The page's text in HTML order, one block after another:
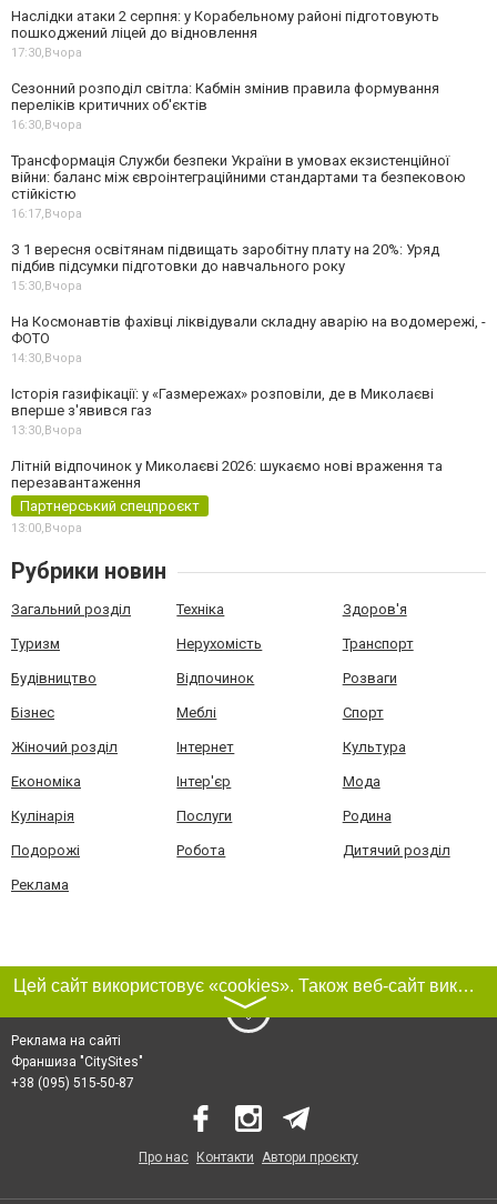
Наслідки атаки 2 серпня: у Корабельному районі підготовують
пошкоджений ліцей до відновлення
17:30, Вчора
Сезонний розподіл світла: Кабмін змінив правила формування
переліків критичних об'єктів
16:30, Вчора
Трансформація Служби безпеки України в умовах екзистенційної
війни: баланс між євроінтеграційними стандартами та безпековою
стійкістю
16:17, Вчора
З 1 вересня освітянам підвищать заробітну плату на 20%: Уряд
підбив підсумки підготовки до навчального року
15:30, Вчора
На Космонавтів фахівці ліквідували складну аварію на водомережі, -
ФОТО
14:30, Вчора
Історія газифікації: у «Газмережах» розповіли, де в Миколаєві
вперше з'явився газ
13:30, Вчора
Літній відпочинок у Миколаєві 2026: шукаємо нові враження та
перезавантаження
Партнерський спецпроєкт
13:00, Вчора
Рубрики новин
Загальний розділ Техніка Здоров'я
Туризм Нерухомість Транспорт
Будівництво Відпочинок Розваги
Бізнес Меблі Спорт
Жіночий розділ Інтернет Культура
Економіка Інтер'єр Мода
Кулінарія Послуги Родина
Подорожі Робота Дитячий розділ
Реклама
Цей сайт використовує «cookies». Також веб-сайт використовує інтернет-сервіс для збору технічних даних стосовно відвідувачів з метою отримання маркетингової та статистичної інформації. Умови обробки даних відвідувачів сайту див.
〉
Реклама на сайті
Франшиза "CitySites"
+38 (095) 515-50-87
Про нас Контакти Автори проєкту